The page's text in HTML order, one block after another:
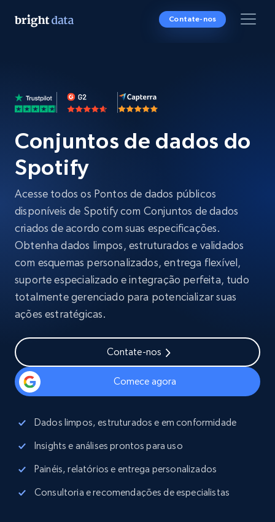
Contate-nos
Conjuntos de dados do
Spotify
Acesse todos os Pontos de dados públicos
disponíveis de Spotify com Conjuntos de dados
criados de acordo com suas especificações.
Obtenha dados limpos, estruturados e validados
com esquemas personalizados, entrega flexível,
suporte especializado e integração perfeita, tudo
totalmente gerenciado para potencializar suas
ações estratégicas.
Contate-nos
Comece agora
Dados limpos, estruturados e em conformidade
Insights e análises prontos para uso
Painéis, relatórios e entrega personalizados
Consultoria e recomendações de especialistas